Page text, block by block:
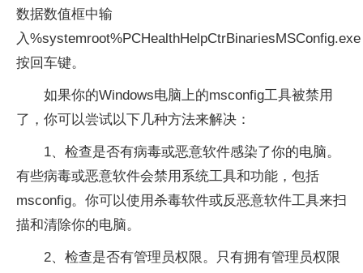
数据数值框中输
入
按回车键。
如果你的Windows电脑上的msconfig工具被禁用
了，你可以尝试以下几种方法来解决：
1、检查是否有病毒或恶意软件感染了你的电脑。
有些病毒或恶意软件会禁用系统工具和功能，包括
msconfig。你可以使用杀毒软件或反恶意软件工具来扫
描和清除你的电脑。
2、检查是否有管理员权限。只有拥有管理员权限